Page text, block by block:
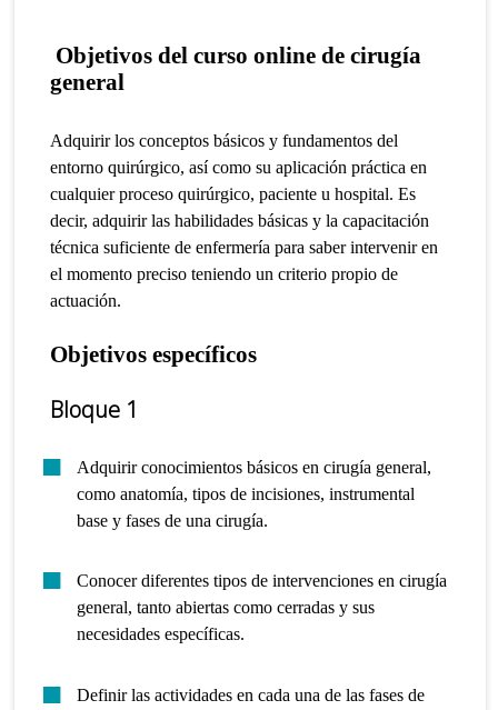
Objetivos del curso online de cirugía
general
Adquirir los conceptos básicos y fundamentos del
entorno quirúrgico, así como su aplicación práctica en
cualquier proceso quirúrgico, paciente u hospital.Es
decir, adquirir las habilidades básicas y la capacitación
técnica suficiente de enfermería para saber intervenir en
el momento preciso teniendo un criterio propio de
actuación.
Objetivos específicos
Bloque 1
Adquirir conocimientos básicos en cirugía general,
como anatomía, tipos de incisiones, instrumental
base y fases de una cirugía.
Conocer diferentes tipos de intervenciones en cirugía
general, tanto abiertas como cerradas y sus
necesidades específicas.
Definir las actividades en cada una de las fases de